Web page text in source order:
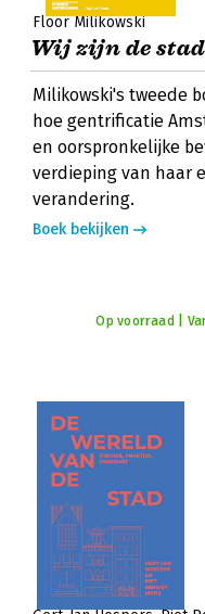
Floor Milikowski
Wij zijn de stad
Milikowski's tweede
hoe gentrificatie
en oorspronkelijke
verdieping van haar
verandering.
Boek bekijken
Op voorraad |